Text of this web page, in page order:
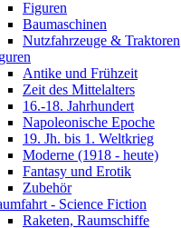
Figuren
Baumaschinen
Nutzfahrzeuge & Traktoren
Antike und Frühzeit
Zeit des Mittelalters
16.-18. Jahrhundert
Napoleonische Epoche
19. Jh. bis 1. Weltkrieg
Moderne (1918 - heute)
Fantasy und Erotik
Zubehör
- Science Fiction
Raketen, Raumschiffe